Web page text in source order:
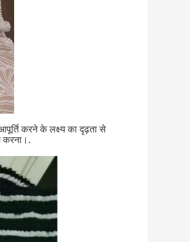
करने के लक्ष्य का दृढ़ता से
करना।.